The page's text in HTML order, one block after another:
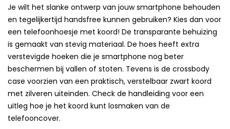
Je wilt het slanke ontwerp van jouw smartphone behouden
en tegelijkertijd handsfree kunnen gebruiken? Kies dan voor
een telefoonhoesje met koord! De transparante behuizing
is gemaakt van stevig materiaal. De hoes heeft extra
verstevigde hoeken die je smartphone nog beter
beschermen bij vallen of stoten. Tevens is de crossbody
case voorzien van een praktisch, verstelbaar zwart koord
met zilveren uiteinden. Check de handleiding voor een
uitleg hoe je het koord kunt losmaken van de
telefooncover.